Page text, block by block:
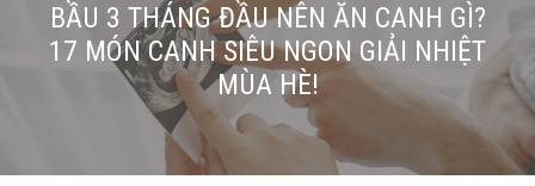
BẦU 3 THÁNG ĐẦU NÊN ĂN CANH GÌ?
17 MÓN CANH SIÊU NGON GIẢI NHIỆT
MÙA HÈ!